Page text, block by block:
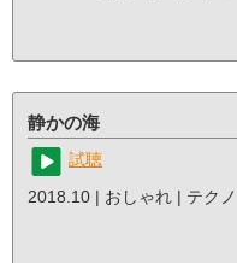
静かの海
試聴
2018.10 | おしゃれ | テク